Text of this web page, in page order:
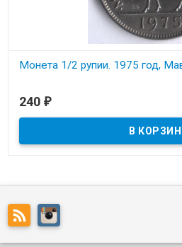
Монета 1/2 рупии. 1975 год,
240 ₽